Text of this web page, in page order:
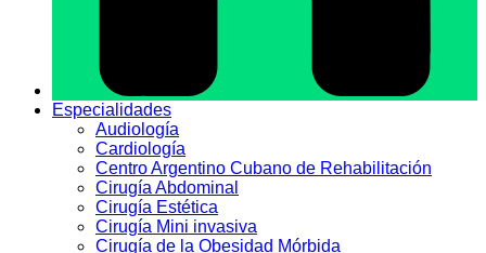
Especialidades
Audiologí­a
Cardiología
Centro Argentino Cubano de Rehabilitación
Cirugía Abdominal
Cirugía Estética
Cirugía Mini invasiva
Cirugí­a de la Obesidad Mórbida